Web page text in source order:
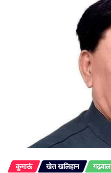
कुमाऊं खेत खलिहान गढ़वाल